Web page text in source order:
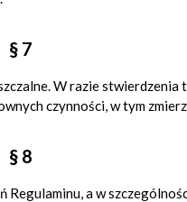
§ 7
W razie
czynności, w tym
§ 8
a w